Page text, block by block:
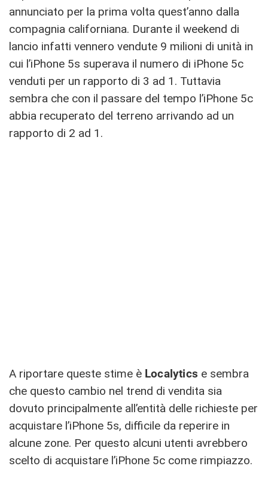
annunciato per la prima volta quest’anno dalla
compagnia californiana. Durante il weekend di
lancio infatti vennero vendute 9 milioni di unità in
cui l’iPhone 5s superava il numero di iPhone 5c
venduti per un rapporto di 3 ad 1. Tuttavia
sembra che con il passare del tempo l’iPhone 5c
abbia recuperato del terreno arrivando ad un
rapporto di 2 ad 1.
A riportare queste stime è Localytics e sembra
che questo cambio nel trend di vendita sia
dovuto principalmente all’entità delle richieste per
acquistare l’iPhone 5s, difficile da reperire in
alcune zone. Per questo alcuni utenti avrebbero
scelto di acquistare l’iPhone 5c come rimpiazzo.